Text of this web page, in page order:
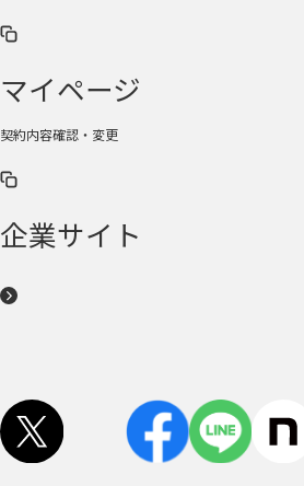
マイページ
契約内容確認・変更
企業サイト